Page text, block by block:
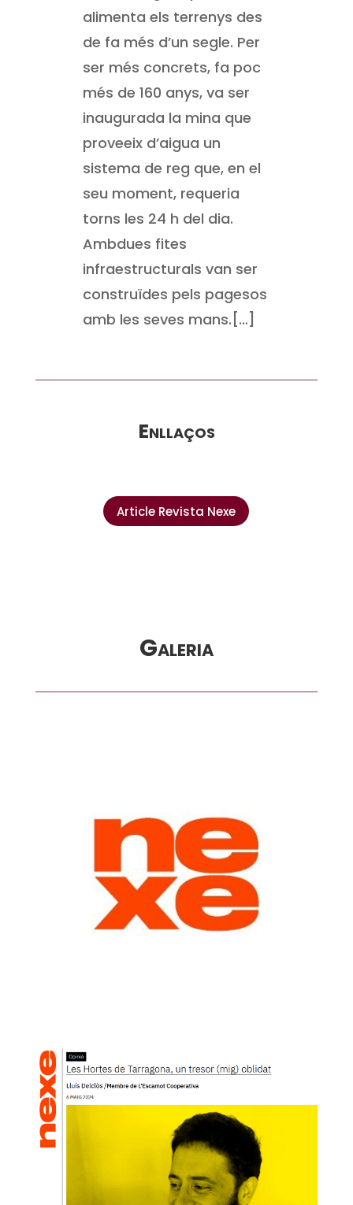
alimenta els terrenys des
de fa més d’un segle. Per
ser més concrets, fa poc
més de 160 anys, va ser
inaugurada la mina que
proveeix d’aigua un
sistema de reg que, en el
seu moment, requeria
torns les 24 h del dia.
Ambdues fites
infraestructurals van ser
construïdes pels pagesos
amb les seves mans.[…]
Enllaços
Article Revista Nexe
Galeria